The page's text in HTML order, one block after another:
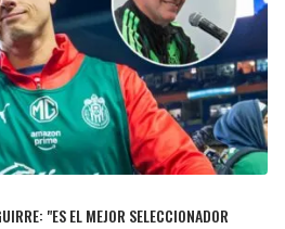
"ES EL MEJOR SELECCIONADOR